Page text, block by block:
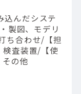
込んだシステ
製図、モデリ
ち合わせ/【担
検査装置/【使
その他